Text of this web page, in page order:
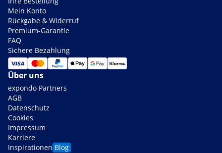
Mein Konto
Rückgabe & Widerruf
Premium-Garantie
FAQ
Sichere Bezahlung
Über uns
expondo Partners
AGB
Datenschutz
Cookies
Impressum
Karriere
Inspirationen Blog